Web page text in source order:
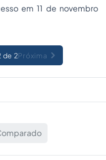
em 11 de novembro
de 2Próxima